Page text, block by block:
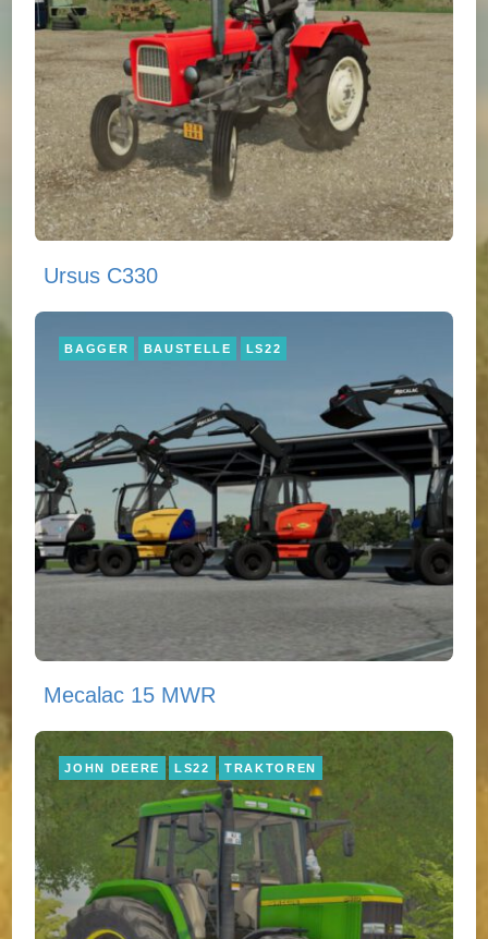
Ursus C330
BAGGER BAUSTELLE LS22
Mecalac 15 MWR
JOHN DEERE LS22 TRAKTOREN